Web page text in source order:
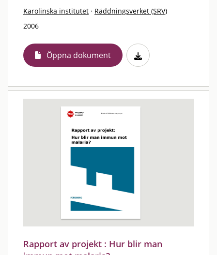
Karolinska institutet · Räddningsverket (SRV)
2006
Öppna dokument
Rapport av projekt : Hur blir man